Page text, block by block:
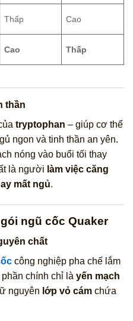
Thấp Cao
Cao Thấp
thần
tryptophan – giúp cơ thể
ngon và tinh thần an yên.
nóng vào buổi tối thay
là người làm việc căng
mất ngủ.
ngũ cốc Quaker
chất
công nghiệp pha chế lắm
chính chỉ là yến mạch
nguyên lớp vỏ cám chứa